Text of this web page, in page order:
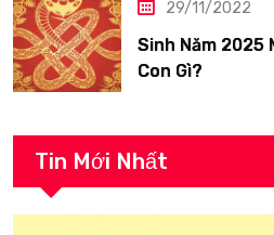
29/11/2022
Sinh Năm 2025
Con Gì?
Tin Mới Nhất